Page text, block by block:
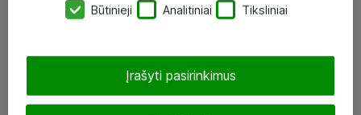
eShop@atea.lt
Būtinieji Analitiniai Tiksliniai
Įrašyti pasirinkimus